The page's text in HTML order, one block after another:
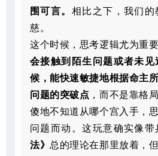
围可言。 相比之下，我们的
慈。
这个时候，思考逻辑尤为重
会接触到陌生问题或者未
候，能快速敏捷地根据命主
问题的突破点 ，而不是靠格
傻地不知道从哪个宫入手，
问题而动。这玩意确实像带
法》 总的理论在那里放着，